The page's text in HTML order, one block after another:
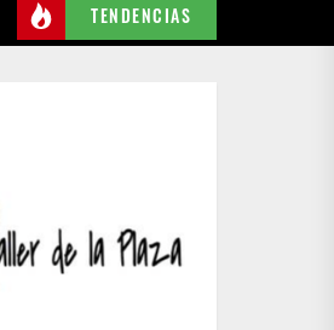
TENDENCIAS